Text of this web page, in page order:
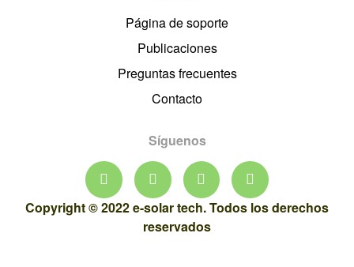
Página de soporte
Publicaciones
Preguntas frecuentes
Contacto
Síguenos
Copyright © 2022 e-solar tech. Todos los derechos
reservados